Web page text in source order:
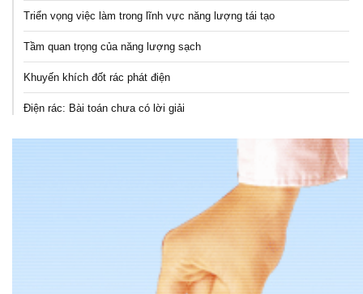
Triển vọng việc làm trong lĩnh vực năng lượng tái tạo
Tầm quan trọng của năng lượng sạch
Khuyến khích đốt rác phát điện
Điện rác: Bài toán chưa có lời giải